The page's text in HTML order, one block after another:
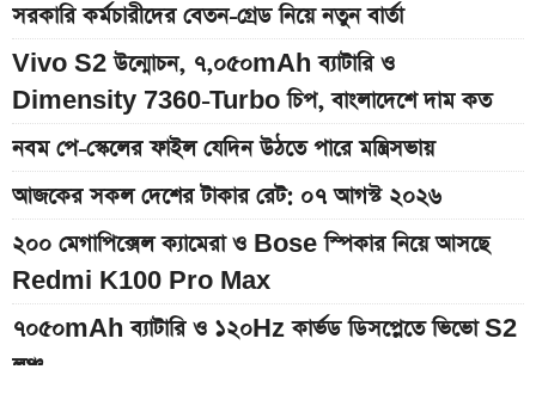
সরকারি কর্মচারীদের বেতন-গ্রেড নিয়ে নতুন বার্তা
Vivo S2 উন্মোচন, ৭,০৫০mAh ব্যাটারি ও
Dimensity 7360-Turbo চিপ, বাংলাদেশে দাম কত
নবম পে-স্কেলের ফাইল যেদিন উঠতে পারে মন্ত্রিসভায়
আজকের সকল দেশের টাকার রেট: ০৭ আগস্ট ২০২৬
২০০ মেগাপিক্সেল ক্যামেরা ও Bose স্পিকার নিয়ে আসছে
Redmi K100 Pro Max
৭০৫০mAh ব্যাটারি ও ১২০Hz কার্ভড ডিসপ্লেতে ভিভো S2
লঞ্চ